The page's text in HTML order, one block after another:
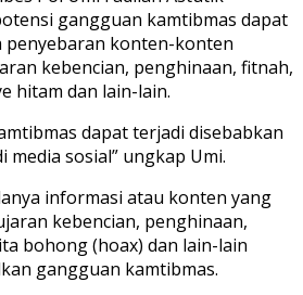
gangguan kamtibmas dapat
penyebaran konten-konten
kebencian, penghinaan, fitnah,
hitam dan lain-lain.
dapat terjadi disebabkan
media sosial” ungkap Umi.
informasi atau konten yang
kebencian, penghinaan,
bohong (hoax) dan lain-lain
gangguan kamtibmas.